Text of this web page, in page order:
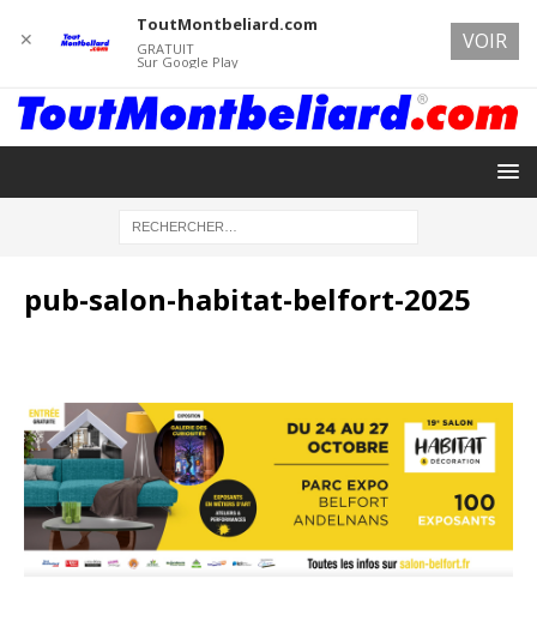
pub-salon-habitat-belfort-2025
✕
ToutMontbeliard.com
GRATUIT
Sur Google Play
VOIR